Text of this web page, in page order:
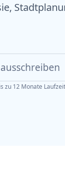
zu 12 Monate Laufzeit